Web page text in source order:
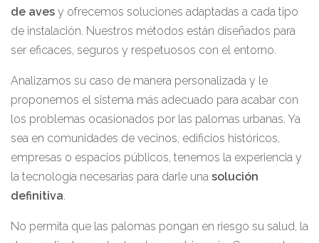
de aves y ofrecemos soluciones adaptadas a cada tipo
de instalación. Nuestros métodos están diseñados para
ser eficaces, seguros y respetuosos con el entorno.
Analizamos su caso de manera personalizada y le
proponemos el sistema más adecuado para acabar con
los problemas ocasionados por las palomas urbanas. Ya
sea en comunidades de vecinos, edificios históricos,
empresas o espacios públicos, tenemos la experiencia y
la tecnología necesarias para darle una solución
definitiva
No permita que las palomas pongan en riesgo su salud, la